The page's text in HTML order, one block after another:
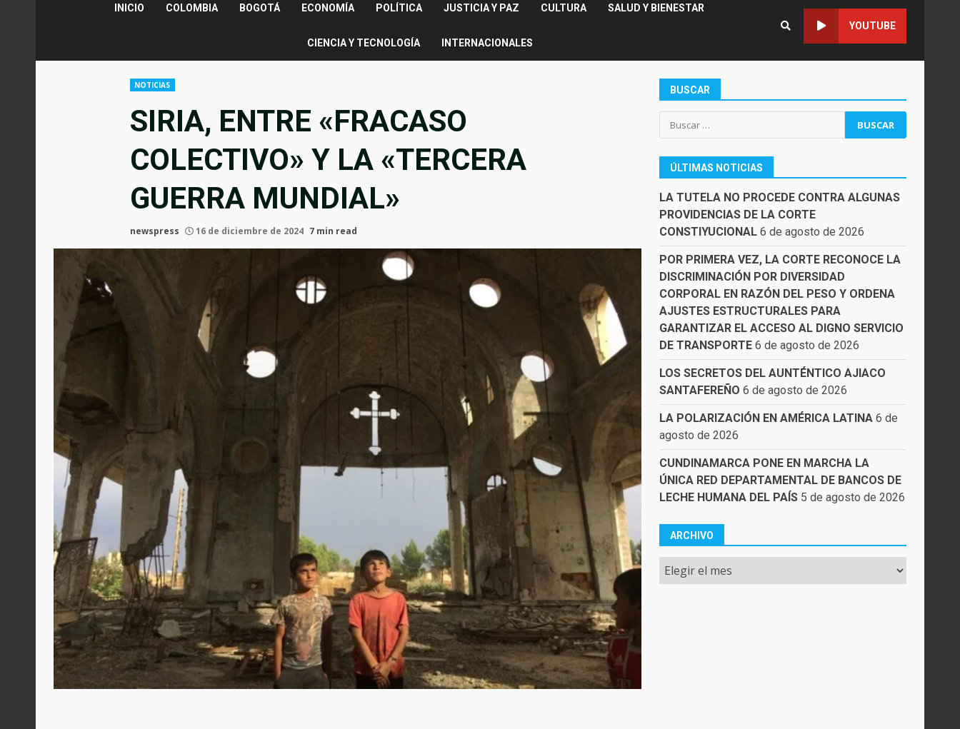
INICIO COLOMBIA BOGOTÁ ECONOMÍA POLÍTICA JUSTICIA Y PAZ CULTURA SALUD Y BIENESTAR
CIENCIA Y TECNOLOGÍA INTERNACIONALES
YOUTUBE
NOTICIAS
SIRIA, ENTRE «FRACASO
COLECTIVO» Y LA «TERCERA
GUERRA MUNDIAL»
newspress 16 de diciembre de 2024 7 min read
BUSCAR
Buscar:
ÚLTIMAS NOTICIAS
LA TUTELA NO PROCEDE CONTRA ALGUNAS
PROVIDENCIAS DE LA CORTE
CONSTIYUCIONAL 6 de agosto de 2026
POR PRIMERA VEZ, LA CORTE RECONOCE LA
DISCRIMINACIÓN POR DIVERSIDAD
CORPORAL EN RAZÓN DEL PESO Y ORDENA
AJUSTES ESTRUCTURALES PARA
GARANTIZAR EL ACCESO AL DIGNO SERVICIO
DE TRANSPORTE 6 de agosto de 2026
LOS SECRETOS DEL AUNTÉNTICO AJIACO
SANTAFEREÑO 6 de agosto de 2026
LA POLARIZACIÓN EN AMÉRICA LATINA 6 de
agosto de 2026
CUNDINAMARCA PONE EN MARCHA LA
ÚNICA RED DEPARTAMENTAL DE BANCOS DE
LECHE HUMANA DEL PAÍS 5 de agosto de 2026
ARCHIVO
Archivo